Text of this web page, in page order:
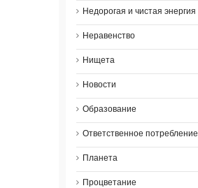
Недорогая и чистая энергия
Неравенство
Нищета
Новости
Образование
Ответственное потребление
Планета
Процветание